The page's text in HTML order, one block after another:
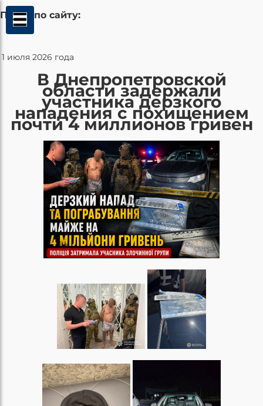
Поиск по сайту:
1 июля 2026 года
В Днепропетровской
области задержали
участника дерзкого
нападения с похищением
почти 4 миллионов гривен